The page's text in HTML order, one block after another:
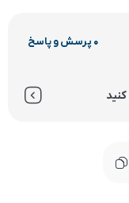
0 پرسش و پاسخ